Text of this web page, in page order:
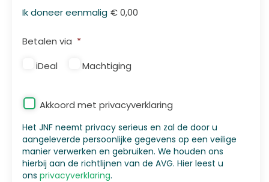
Totaal
iDeal
Ik doneer eenmalig € 0,00
Betalen via *
iDeal
Machtiging
Privacy *
Akkoord met privacyverklaring
Het JNF neemt privacy serieus en zal de door u
aangeleverde persoonlijke gegevens op een veilige
manier verwerken en gebruiken. We houden ons
hierbij aan de richtlijnen van de AVG. Hier leest u
ons privacyverklaring.